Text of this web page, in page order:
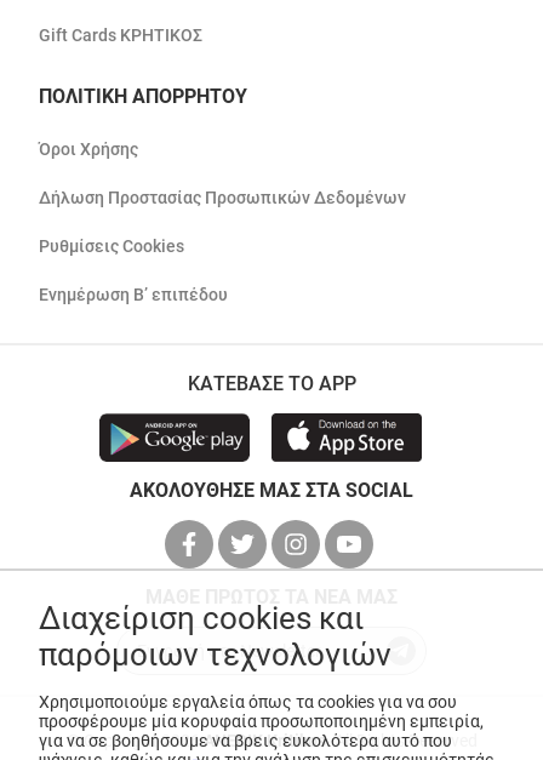
Gift Cards ΚΡΗΤΙΚΟΣ
ΠΟΛΙΤΙΚΗ ΑΠΟΡΡΗΤΟΥ
Όροι Χρήσης
Δήλωση Προστασίας Προσωπικών Δεδομένων
Ρυθμίσεις Cookies
Ενημέρωση Β’ επιπέδου
ΚΑΤΕΒΑΣΕ ΤΟ APP
ΑΚΟΛΟΥΘΗΣΕ ΜΑΣ ΣΤΑ SOCIAL
© Copyright 2026ANEDIK Kritikos. All Rights Reserved
Διαχείριση cookies και
παρόμοιων τεχνολογιών
Χρησιμοποιούμε εργαλεία όπως τα cookies για να σου
προσφέρουμε μία κορυφαία προσωποποιημένη εμπειρία,
για να σε βοηθήσουμε να βρεις ευκολότερα αυτό που